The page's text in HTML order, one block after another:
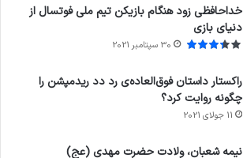
خداحافظی زود هنگام بازیکن تیم ملی فوتسال از
دنیای بازی
30 سپتامبر 2021
راکستار داستان فوق‌العاده‌ی رد دد ریدمپشن را
چگونه روایت کرد؟
11 جولای 2021
نیمه شعبان، ولادت حضرت مهدی (عج)